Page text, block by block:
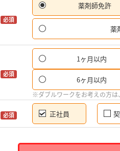
必須
薬剤師免許
薬
必須
1ヶ月以内
6ヶ月以内
※ダブルワークをお考えの方は
必須 正社員